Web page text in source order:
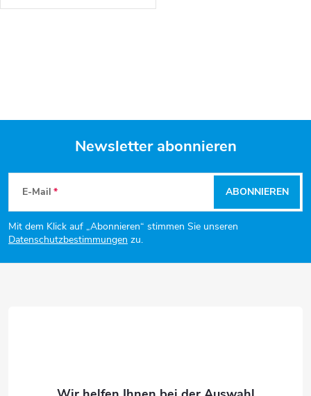
12 21, 646 016 1221 CPL.1,
e
l
e
F
u
ß
Newsletter abonnieren
E-Mail
Mit dem Klick auf „Abonnieren“ stimmen Sie unseren
Datenschutzbestimmungen zu.
ABONNIEREN